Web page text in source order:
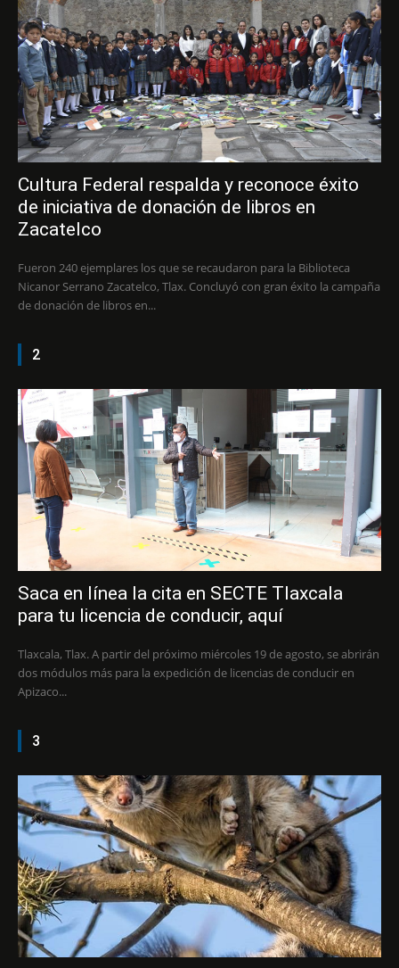
Cultura Federal respalda y reconoce éxito
de iniciativa de donación de libros en
Zacatelco
Fueron 240 ejemplares los que se recaudaron para la Biblioteca
Nicanor Serrano Zacatelco, Tlax. Concluyó con gran éxito la campaña
de donación de libros en...
2
Saca en línea la cita en SECTE Tlaxcala
para tu licencia de conducir, aquí
Tlaxcala, Tlax. A partir del próximo miércoles 19 de agosto, se abrirán
dos módulos más para la expedición de licencias de conducir en
Apizaco...
3